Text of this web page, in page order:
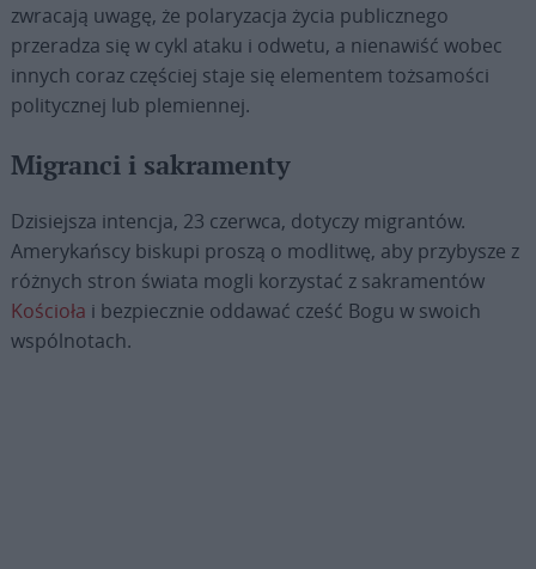
zwracają uwagę, że polaryzacja życia publicznego
przeradza się w cykl ataku i odwetu, a nienawiść wobec
innych coraz częściej staje się elementem tożsamości
politycznej lub plemiennej.
Migranci i sakramenty
Dzisiejsza intencja, 23 czerwca, dotyczy migrantów.
Amerykańscy biskupi proszą o modlitwę, aby przybysze z
różnych stron świata mogli korzystać z sakramentów
Kościoła i bezpiecznie oddawać cześć Bogu w swoich
wspólnotach.